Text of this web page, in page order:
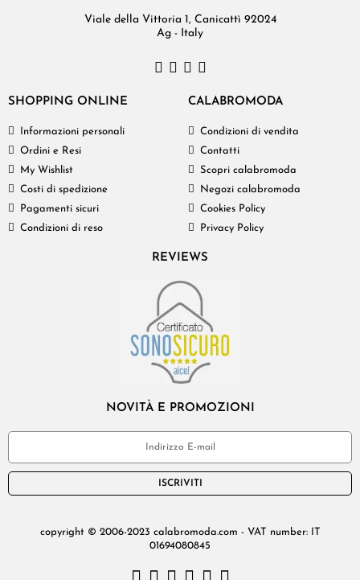
Viale della Vittoria 1, Canicattì 92024
Ag - Italy
SHOPPING ONLINE
Informazioni personali
Ordini e Resi
My Wishlist
Costi di spedizione
Pagamenti sicuri
Condizioni di reso
CALABROMODA
Condizioni di vendita
Contatti
Scopri calabromoda
Negozi calabromoda
Cookies Policy
Privacy Policy
REVIEWS
NOVITÀ E PROMOZIONI
ISCRIVITI
copyright © 2006-2023 calabromoda.com - VAT number: IT
01694080845